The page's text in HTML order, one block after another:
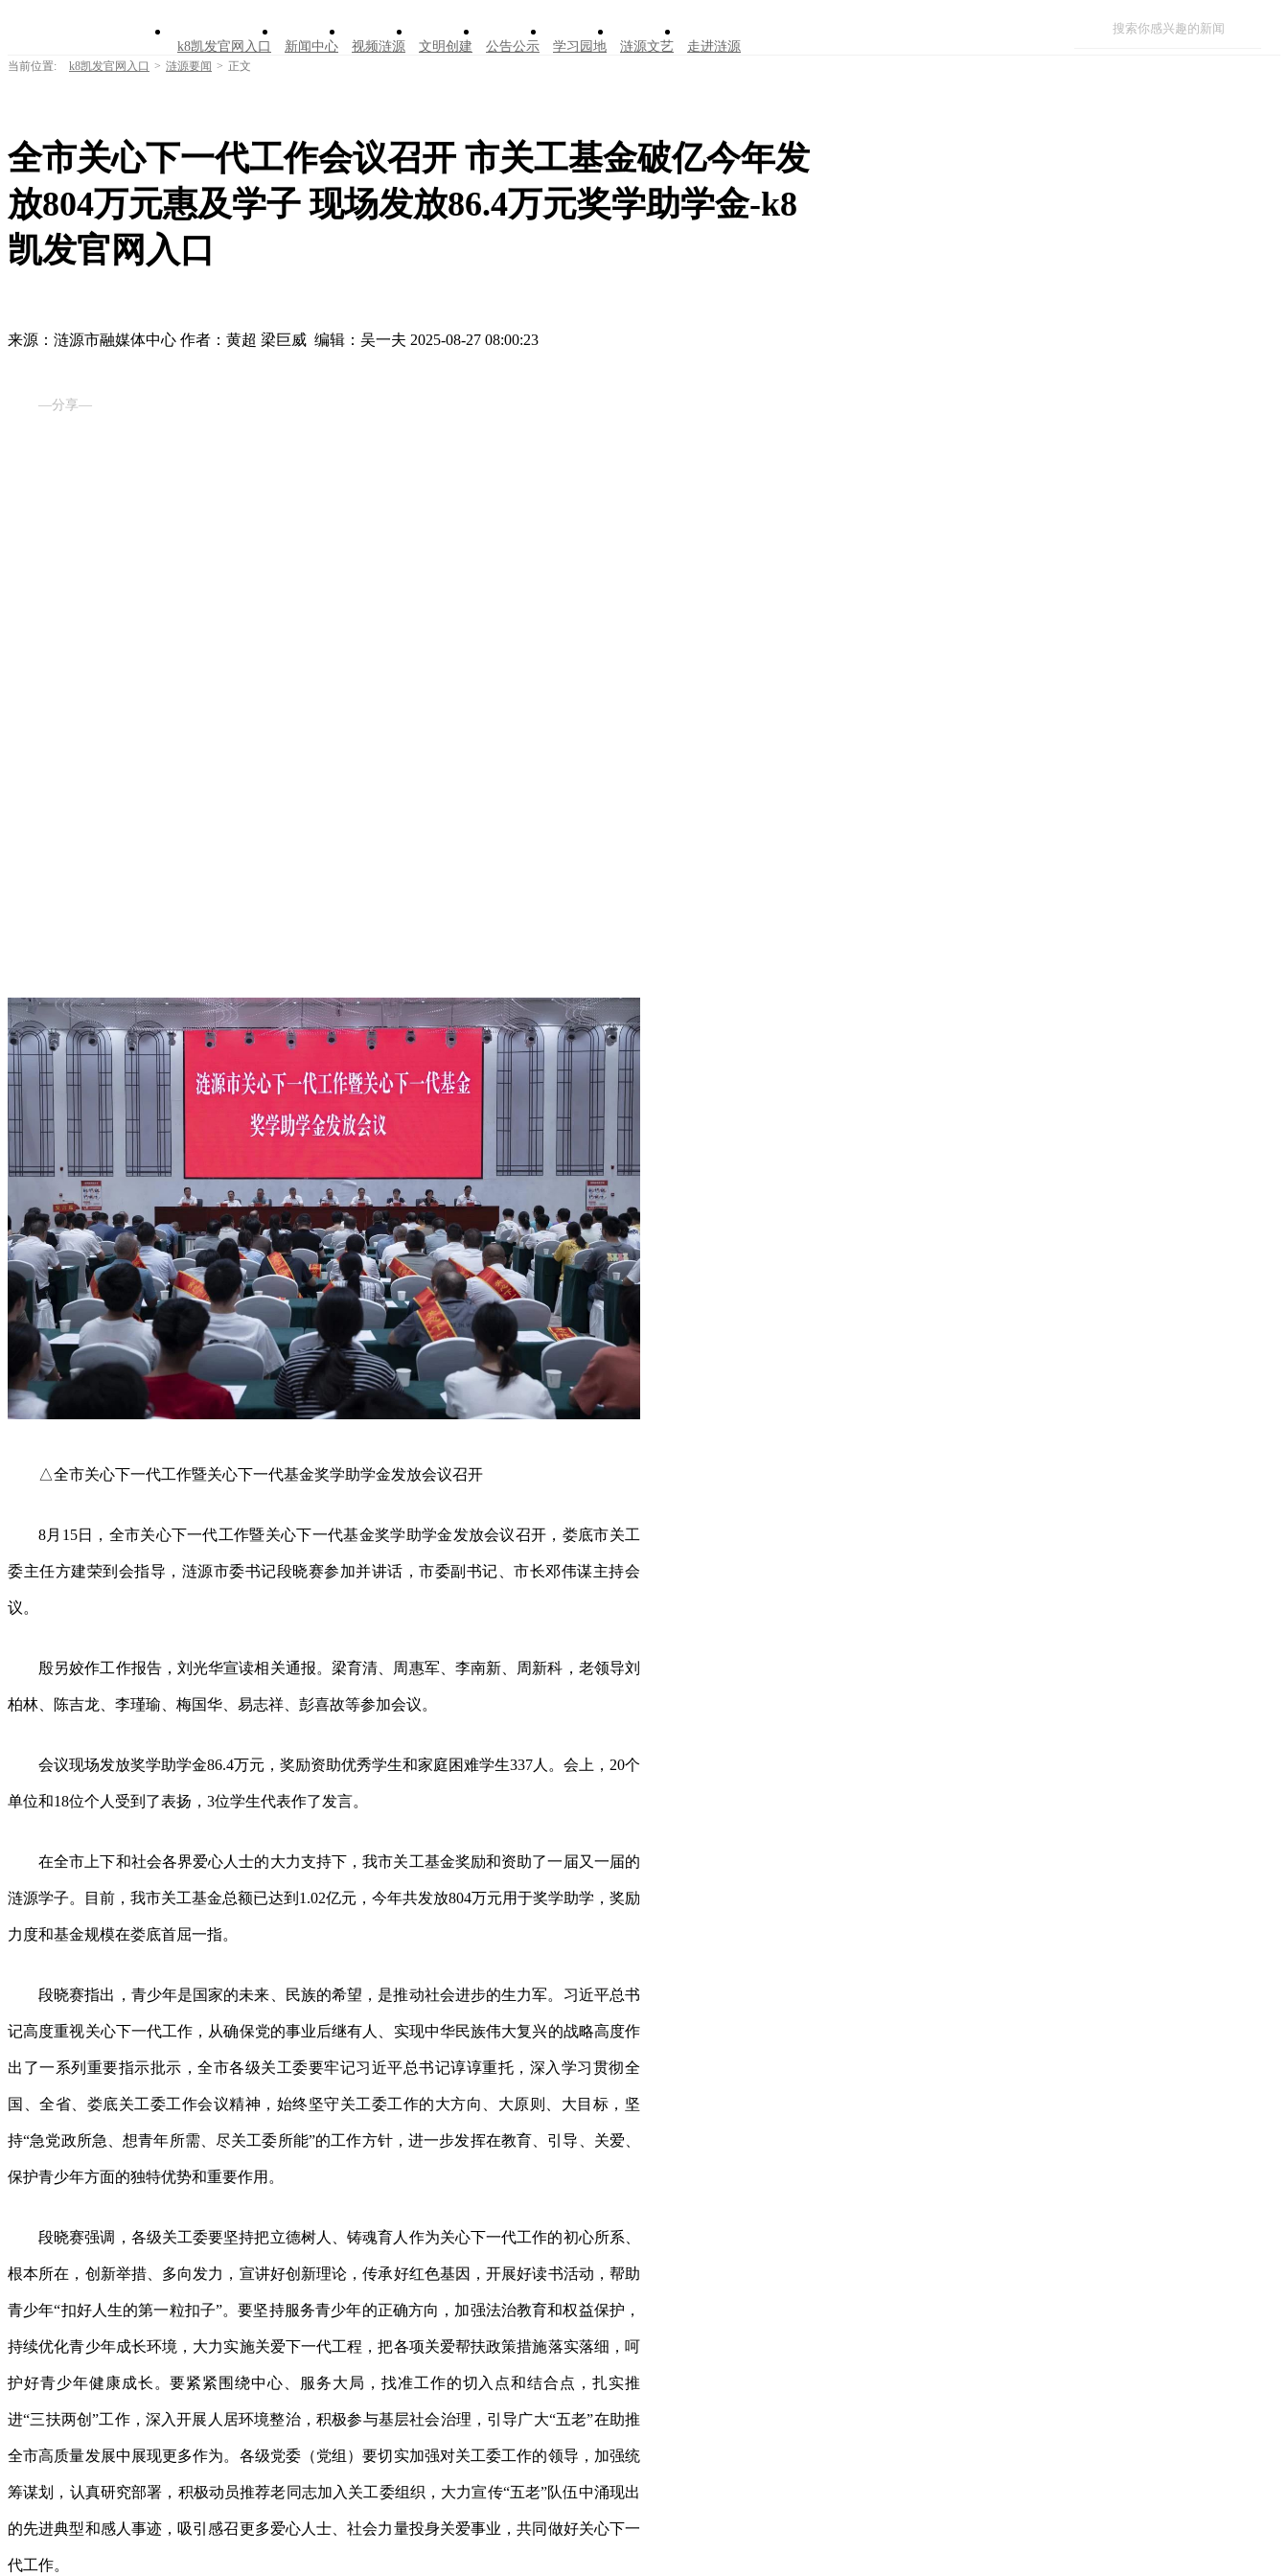
k8凯发官网入口 新闻中心 视频涟源 文明创建 公告公示 学习园地 涟源文艺 走进涟源
当前位置: k8凯发官网入口 > 涟源要闻 > 正文
全市关心下一代工作会议召开 市关工基金破亿今年发
放804万元惠及学子 现场发放86.4万元奖学助学金-k8
凯发官网入口
来源：涟源市融媒体中心 作者：黄超 梁巨威 编辑：吴一夫 2025-08-27 08:00:23
—分享—
△全市关心下一代工作暨关心下一代基金奖学助学金发放会议召开
8月15日，全市关心下一代工作暨关心下一代基金奖学助学金发放会议召开，娄底市关工
委主任方建荣到会指导，涟源市委书记段晓赛参加并讲话，市委副书记、市长邓伟谋主持会
议。
殷另姣作工作报告，刘光华宣读相关通报。梁育清、周惠军、李南新、周新科，老领导刘
柏林、陈吉龙、李瑾瑜、梅国华、易志祥、彭喜故等参加会议。
会议现场发放奖学助学金86.4万元，奖励资助优秀学生和家庭困难学生337人。会上，20个
单位和18位个人受到了表扬，3位学生代表作了发言。
在全市上下和社会各界爱心人士的大力支持下，我市关工基金奖励和资助了一届又一届的
涟源学子。目前，我市关工基金总额已达到1.02亿元，今年共发放804万元用于奖学助学，奖励
力度和基金规模在娄底首屈一指。
段晓赛指出，青少年是国家的未来、民族的希望，是推动社会进步的生力军。习近平总书
记高度重视关心下一代工作，从确保党的事业后继有人、实现中华民族伟大复兴的战略高度作
出了一系列重要指示批示，全市各级关工委要牢记习近平总书记谆谆重托，深入学习贯彻全
国、全省、娄底关工委工作会议精神，始终坚守关工委工作的大方向、大原则、大目标，坚
持“急党政所急、想青年所需、尽关工委所能”的工作方针，进一步发挥在教育、引导、关爱、
保护青少年方面的独特优势和重要作用。
段晓赛强调，各级关工委要坚持把立德树人、铸魂育人作为关心下一代工作的初心所系、
根本所在，创新举措、多向发力，宣讲好创新理论，传承好红色基因，开展好读书活动，帮助
青少年“扣好人生的第一粒扣子”。要坚持服务青少年的正确方向，加强法治教育和权益保护，
持续优化青少年成长环境，大力实施关爱下一代工程，把各项关爱帮扶政策措施落实落细，呵
护好青少年健康成长。要紧紧围绕中心、服务大局，找准工作的切入点和结合点，扎实推
进“三扶两创”工作，深入开展人居环境整治，积极参与基层社会治理，引导广大“五老”在助推
全市高质量发展中展现更多作为。各级党委（党组）要切实加强对关工委工作的领导，加强统
筹谋划，认真研究部署，积极动员推荐老同志加入关工委组织，大力宣传“五老”队伍中涌现出
的先进典型和感人事迹，吸引感召更多爱心人士、社会力量投身关爱事业，共同做好关心下一
代工作。